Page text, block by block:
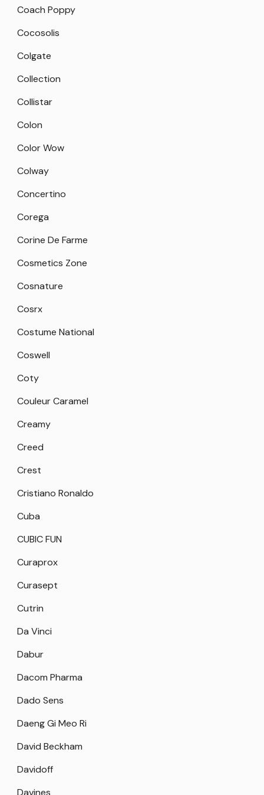
Coach Poppy
Cocosolis
Colgate
Collection
Collistar
Colon
Color Wow
Colway
Concertino
Corega
Corine De Farme
Cosmetics Zone
Cosnature
Cosrx
Costume National
Coswell
Coty
Couleur Caramel
Creamy
Creed
Crest
Cristiano Ronaldo
Cuba
CUBIC FUN
Curaprox
Curasept
Cutrin
Da Vinci
Dabur
Dacom Pharma
Dado Sens
Daeng Gi Meo Ri
David Beckham
Davidoff
Davines